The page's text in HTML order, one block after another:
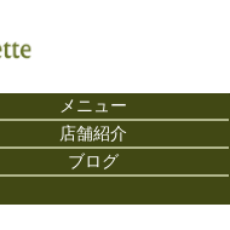
メニュー
店舗紹介
ブログ